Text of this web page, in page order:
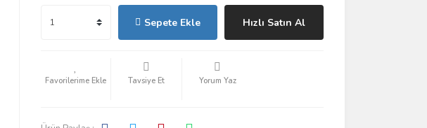
Sepete Ekle Hızlı Satın Al
Tavsiye Et Yorum Yaz